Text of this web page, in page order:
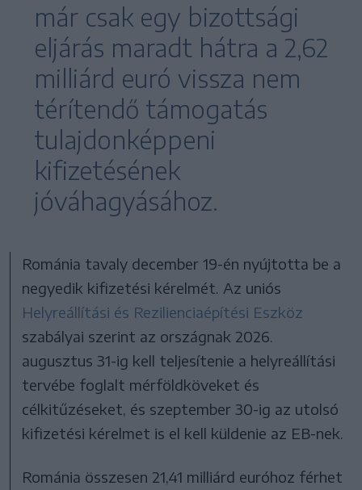
már csak egy bizottsági
eljárás maradt hátra a 2,62
milliárd euró vissza nem
térítendő támogatás
tulajdonképpeni
kifizetésének
jóváhagyásához.
Románia tavaly december 19-én nyújtotta be a
negyedik kifizetési kérelmét. Az uniós
Helyreállítási és Rezilienciaépítési Eszköz
szabályai szerint az országnak 2026.
augusztus 31-ig kell teljesítenie a helyreállítási
tervébe foglalt mérföldköveket és
célkitűzéseket, és szeptember 30-ig az utolsó
kifizetési kérelmet is el kell küldenie az EB-nek.
Románia összesen 21,41 milliárd euróhoz férhet